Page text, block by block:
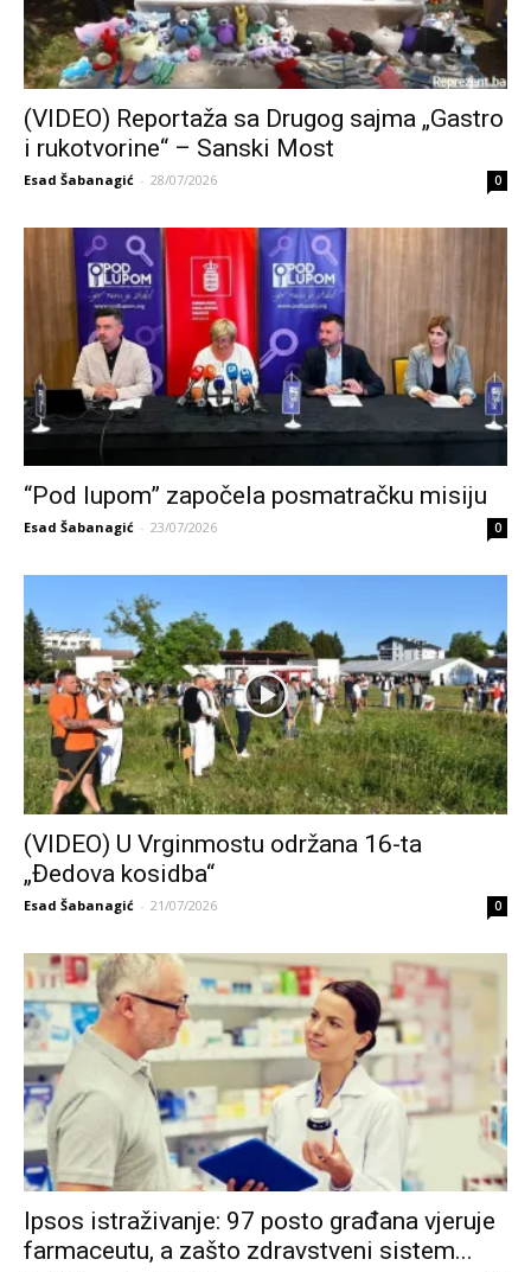
(VIDEO) Reportaža sa Drugog sajma „Gastro
i rukotvorine“ – Sanski Most
Esad Šabanagić - 28/07/2026 0
“Pod lupom” započela posmatračku misiju
Esad Šabanagić - 23/07/2026 0
(VIDEO) U Vrginmostu održana 16-ta
„Đedova kosidba“
Esad Šabanagić - 21/07/2026 0
Ipsos istraživanje: 97 posto građana vjeruje
farmaceutu, a zašto zdravstveni sistem...